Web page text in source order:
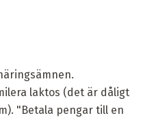
laktos (det är dåligt
"Betala pengar till en